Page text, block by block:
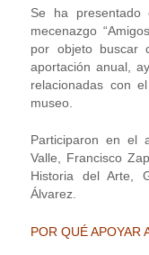
Se ha presentado
mecenazgo
por objeto buscar
aportación anual,
relacionadas con
museo.
Participaron en el
Valle, Francisco
Historia del Arte,
Álvarez.
POR QUÉ APOYAR